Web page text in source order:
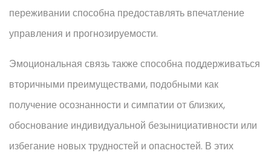
переживании способна предоставлять впечатление
управления и прогнозируемости.
Эмоциональная связь также способна поддерживаться
вторичными преимуществами, подобными как
получение осознанности и симпатии от близких,
обоснование индивидуальной безынициативности или
избегание новых трудностей и опасностей. В этих